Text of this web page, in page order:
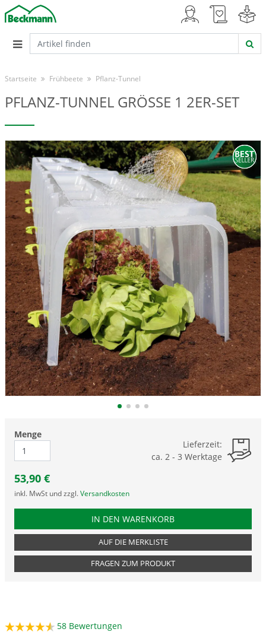
Startseite Frühbeete Pflanz-Tunnel
PFLANZ-TUNNEL GRÖSSE 1 2ER-SET
Menge
Lieferzeit:
ca. 2 - 3 Werktage
53,90 €
inkl. MwSt und zzgl. Versandkosten
PRODUKTNUMMER MVA-2
IN DEN WARENKORB
AUF DIE MERKLISTE
FRAGEN ZUM PRODUKT
58 Bewertungen